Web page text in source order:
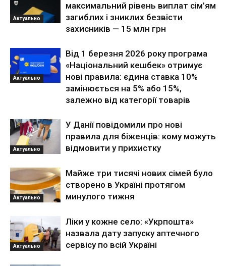
Актуально
максимальний рівень виплат сім’ям
загиблих і зниклих безвісти
захисників — 15 млн грн
Актуально
Від 1 березня 2026 року програма
«Національний кешбек» отримує
нові правила: єдина ставка 10%
замінюється на 5% або 15%,
залежно від категорії товарів
Актуально
У Данії повідомили про нові
правила для біженців: кому можуть
відмовити у прихистку
Актуально
Майже три тисячі нових сімей було
створено в Україні протягом
минулого тижня
Актуально
Ліки у кожне село: «Укрпошта»
назвала дату запуску аптечного
сервісу по всій Україні